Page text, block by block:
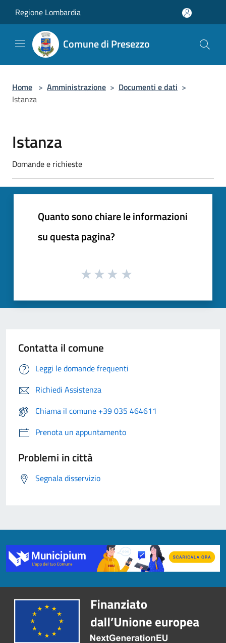
Regione Lombardia
Comune di Presezzo
Home > Amministrazione > Documenti e dati >
Istanza
Istanza
Domande e richieste
Quanto sono chiare le informazioni
su questa pagina?
Contatta il comune
Leggi le domande frequenti
Richiedi Assistenza
Chiama il comune +39 035 464611
Prenota un appuntamento
Problemi in città
Segnala disservizio